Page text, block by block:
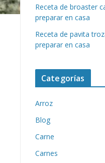
Receta de broaster
preparar en casa
Receta de pavita
preparar en casa
Categorías
Arroz
Blog
Carne
Carnes